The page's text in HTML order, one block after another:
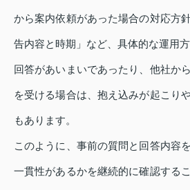
から案内依頼があった場合の対応方
告内容と時期」など、具体的な運用
回答があいまいであったり、他社か
を受ける場合は、抱え込みが起こり
もあります。
このように、事前の質問と回答内容
一貫性があるかを継続的に確認する